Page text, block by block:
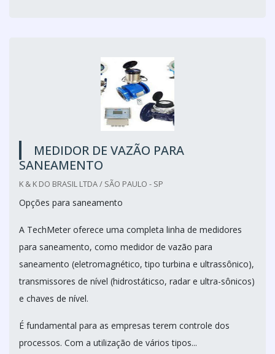
MEDIDOR DE VAZÃO PARA
SANEAMENTO
K & K DO BRASIL LTDA / SÃO PAULO - SP
Opções para saneamento
A TechMeter oferece uma completa linha de medidores
para saneamento, como medidor de vazão para
saneamento (eletromagnético, tipo turbina e ultrassônico),
transmissores de nível (hidrostáticso, radar e ultra-sônicos)
e chaves de nível.
É fundamental para as empresas terem controle dos
processos. Com a utilização de vários tipos...